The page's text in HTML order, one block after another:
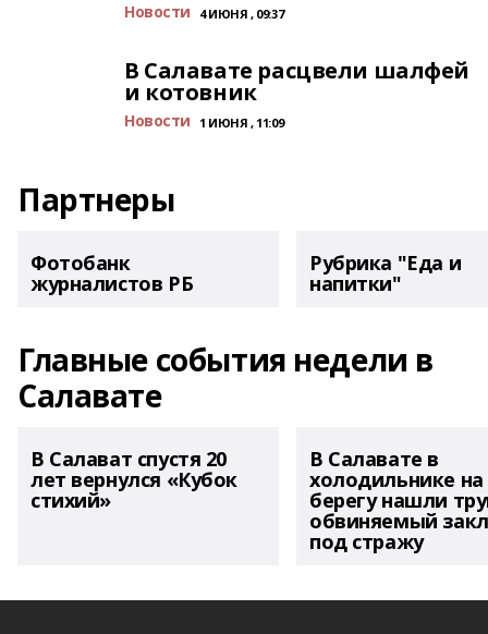
Новости 4 ИЮНЯ , 09:37
В Салавате расцвели шалфей
и котовник
Новости 1 ИЮНЯ , 11:09
Партнеры
Фотобанк
журналистов РБ
Рубрика "Еда и
напитки"
Главные события недели в
Салавате
В Салават спустя 20
лет вернулся «Кубок
стихий»
В Салавате в
холодильнике на
берегу нашли
обвиняемый
под стражу